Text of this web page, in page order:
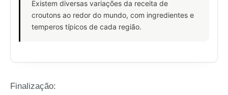
Existem diversas variações da receita de
croutons ao redor do mundo, com ingredientes e
temperos típicos de cada região.
Finalização: